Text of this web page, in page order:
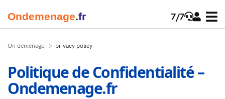
Ondemenage.fr 7/7
On déménage privacy policy
Politique de Confidentialité –
Ondemenage.fr